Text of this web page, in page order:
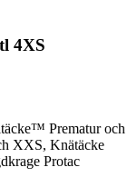
4XS
Prematur och
XXS, Knätäcke
Protac